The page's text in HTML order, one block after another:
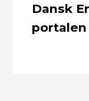
Dansk
portalen